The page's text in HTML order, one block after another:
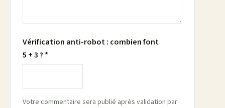
Vérification anti-robot : combien font
5 + 3 ? *
Votre commentaire sera publié après validation par